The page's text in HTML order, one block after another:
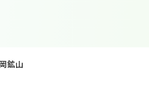
鉱山